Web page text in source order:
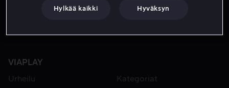
VIAPLAY
Urheilu
Kategoriat
Hylkää kaikki Hyväksyn